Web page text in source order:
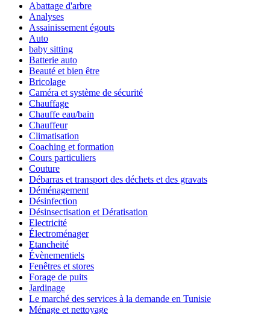
Abattage d'arbre
Analyses
Assainissement égouts
Auto
baby sitting
Batterie auto
Beauté et bien être
Bricolage
Caméra et système de sécurité
Chauffage
Chauffe eau/bain
Chauffeur
Climatisation
Coaching et formation
Cours particuliers
Couture
Débarras et transport des déchets et des gravats
Déménagement
Désinfection
Désinsectisation et Dératisation
Electricité
Électroménager
Etancheité
Évènementiels
Fenêtres et stores
Forage de puits
Jardinage
Le marché des services à la demande en Tunisie
Ménage et nettoyage